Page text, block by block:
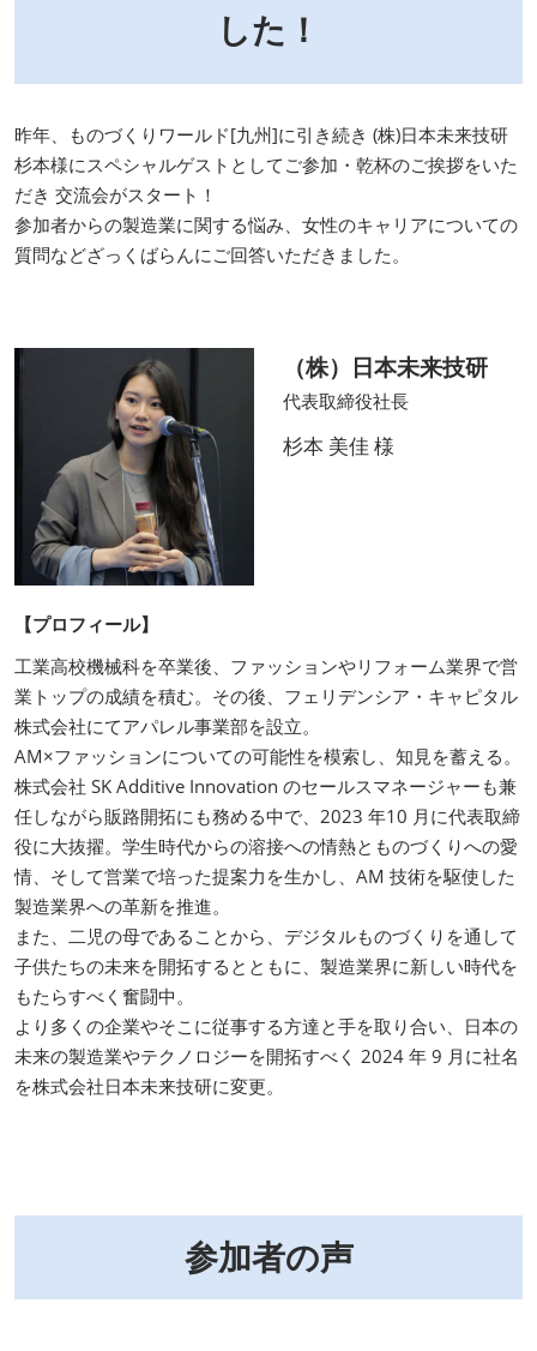
した！
昨年、ものづくりワールド[九州]に引き続き (株)日本未来技研
杉本様にスペシャルゲストとしてご参加・乾杯のご挨拶をいた
だき 交流会がスタート！
参加者からの製造業に関する悩み、女性のキャリアについての
質問などざっくばらんにご回答いただきました。
（株）日本未来技研
代表取締役社長
杉本 美佳 様
【プロフィール】
工業高校機械科を卒業後、ファッションやリフォーム業界で営
業トップの成績を積む。その後、フェリデンシア・キャピタル
株式会社にてアパレル事業部を設立。
AM×ファッションについての可能性を模索し、知見を蓄える。
株式会社 SK Additive Innovation のセールスマネージャーも兼
任しながら販路開拓にも務める中で、2023 年10 月に代表取締
役に大抜擢。学生時代からの溶接への情熱とものづくりへの愛
情、そして営業で培った提案力を生かし、AM 技術を駆使した
製造業界への革新を推進。
また、二児の母であることから、デジタルものづくりを通して
子供たちの未来を開拓するとともに、製造業界に新しい時代を
もたらすべく奮闘中。
より多くの企業やそこに従事する方達と手を取り合い、日本の
未来の製造業やテクノロジーを開拓すべく 2024 年 9 月に社名
を株式会社日本未来技研に変更。
参加者の声